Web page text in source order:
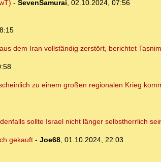
- SevenSamurai, 02.10.2024, 07:56
dem Iran vollständig zerstört, berichtet
zu einem großen regionalen Krieg
sollte Israel nicht länger selbstherrlich
gekauft- Joe68, 01.10.2024, 22:03